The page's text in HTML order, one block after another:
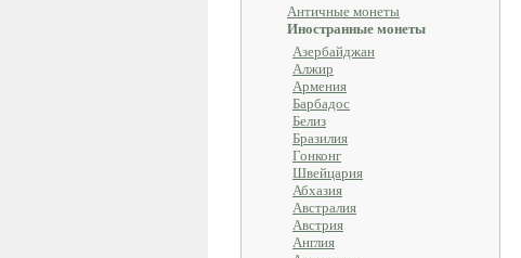
Античные монеты
Иностранные монеты
Азербайджан
Алжир
Армения
Барбадос
Белиз
Бразилия
Гонконг
Швейцария
Абхазия
Австралия
Австрия
Англия